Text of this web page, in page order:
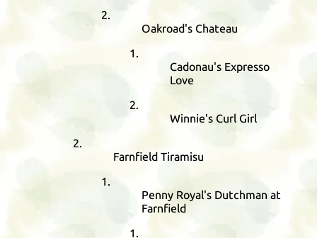
Oakroad's Chateau
Cadonau's Expresso
Love
Winnie's Curl Girl
Farnfield Tiramisu
Penny Royal's Dutchman at
Farnfield